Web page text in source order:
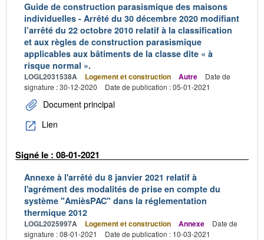
Guide de construction parasismique des maisons
individuelles - Arrêté du 30 décembre 2020 modifiant
l’arrêté du 22 octobre 2010 relatif à la classification
et aux règles de construction parasismique
applicables aux bâtiments de la classe dite « à
risque normal ».
LOGL2031538A Logement et construction Autre
Date de
signature : 30-12-2020
Date de publication : 05-01-2021
Document principal
Lien
Signé le : 08-01-2021
Annexe à l'arrêté du 8 janvier 2021 relatif à
l'agrément des modalités de prise en compte du
système "AmièsPAC" dans la réglementation
thermique 2012
LOGL2025997A Logement et construction Annexe
Date de
signature : 08-01-2021
Date de publication : 10-03-2021